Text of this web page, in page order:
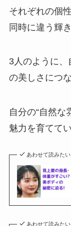
それぞれの個
同時に違う輝
3人のように
の美しさにつ
自分の“自然な
魅力を育てて
あわせて読みたい
あわせて読みたい